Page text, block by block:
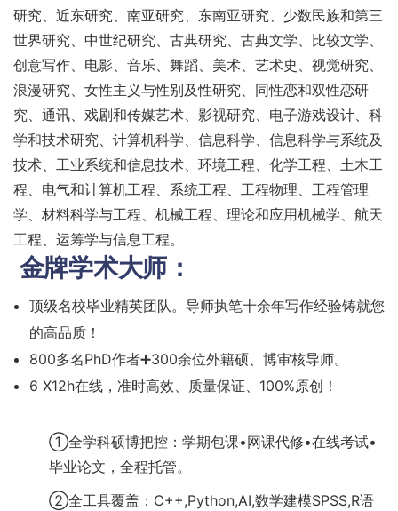
研究、近东研究、南亚研究、东南亚研究、少数民族和第三
世界研究、中世纪研究、古典研究、古典文学、比较文学、
创意写作、电影、音乐、舞蹈、美术、艺术史、视觉研究、
浪漫研究、女性主义与性别及性研究、同性恋和双性恋研
究、通讯、戏剧和传媒艺术、影视研究、电子游戏设计、科
学和技术研究、计算机科学、信息科学、信息科学与系统及
技术、工业系统和信息技术、环境工程、化学工程、土木工
程、电气和计算机工程、系统工程、工程物理、工程管理
学、材料科学与工程、机械工程、理论和应用机械学、航天
工程、运筹学与信息工程。
金牌学术大师：
顶级名校毕业精英团队。导师执笔十余年写作经验铸就您
的高品质！
800多名PhD作者➕300余位外籍硕、博审核导师。
6 X12h在线，准时高效、质量保证、100%原创！
①全学科硕博把控：学期包课•网课代修•在线考试•
毕业论文，全程托管。
②全工具覆盖：C++,Python,AI,数学建模SPSS,R语